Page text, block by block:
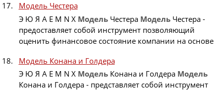
Модель Честера
Э Ю Я A E M N X МодельЧестера МодельЧестера -
предоставляет собой инструмент позволяющий
оценить финансовое состояние компании на основе
Модель Конана и Голдера
Э Ю Я A E M N X МодельКонана и Голдера Модель
Конана и Голдера - представляет собой инструмент